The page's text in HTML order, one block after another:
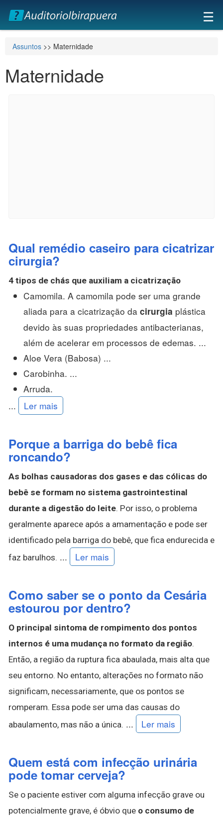
×
☰
Assuntos >> Maternidade
Maternidade
Qual remédio caseiro para cicatrizar
cirurgia?
4 tipos de chás que auxiliam a cicatrização
Camomila. A camomila pode ser uma grande
aliada para a cicatrização da cirurgia plástica
devido às suas propriedades antibacterianas,
além de acelerar em processos de edemas. ...
Aloe Vera (Babosa) ...
Carobinha. ...
Arruda.
...
Ler mais
Porque a barriga do bebê fica
roncando?
As bolhas causadoras dos gases e das cólicas do
bebê se formam no sistema gastrointestinal
durante a digestão do leite. Por isso, o problema
geralmente aparece após a amamentação e pode ser
identificado pela barriga do bebê, que fica endurecida e
faz barulhos. ... Ler mais
Como saber se o ponto da Cesária
estourou por dentro?
O principal sintoma de rompimento dos pontos
internos é uma mudança no formato da região.
Então, a região da ruptura fica abaulada, mais alta que
seu entorno. No entanto, alterações no formato não
significam, necessariamente, que os pontos se
romperam. Essa pode ser uma das causas do
abaulamento, mas não a única. ... Ler mais
Quem está com infecção urinária
pode tomar cerveja?
Se o paciente estiver com alguma infecção grave ou
potencialmente grave, é óbvio que o consumo de